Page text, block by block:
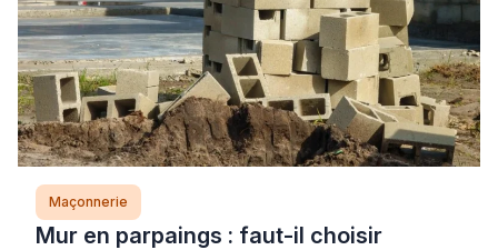
Maçonnerie
Mur en parpaings : faut-il choisir